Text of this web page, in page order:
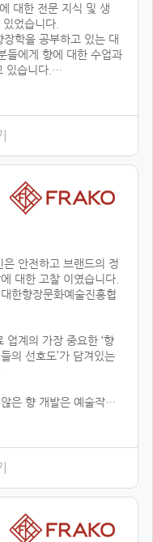
대한 전문 지식 및 생
었습니다.
학을 공부하고 있는 대
들에게 향에 대한 수업과
습니다.
랜드 제품 기획, 컨설팅
안전하고 브랜드의 정
대한 고찰 이였습니다.
한향장문화예술진흥협
업계의 가장 중요한 ‘향
의 선호도’가 담겨있는
은 향 개발은 예술작품
료 업계에 있는 모든 향
제품 이해 및 분석을 위
기획단계까지 연결된다
니스 등의 분야에 더할